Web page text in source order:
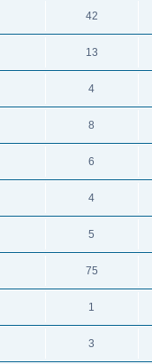
42
13
4
8
6
4
5
75
1
3